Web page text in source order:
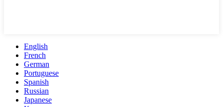
English
French
German
Portuguese
Spanish
Russian
Japanese